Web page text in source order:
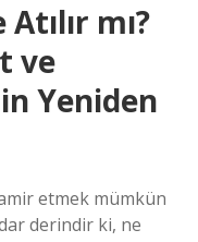
mı?
ve
Yeniden
etmek mümkün
derindir ki, ne